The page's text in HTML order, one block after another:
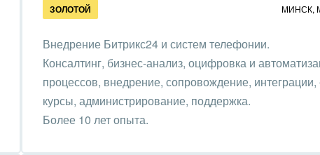
ЗОЛОТОЙ МИНСК,
Внедрение Битрикс24 и систем телефонии.
Консалтинг, бизнес-анализ, оцифровка и
процессов, внедрение, сопровождение, интеграции,
курсы, администрирование, поддержка.
Более 10 лет опыта.